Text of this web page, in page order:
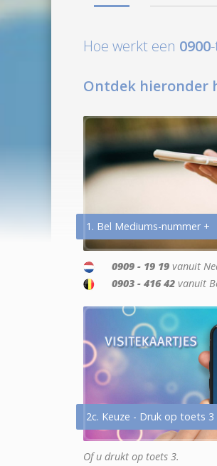
Hoe werkt een 0900
Ontdek hieronder
1. Bel Mediums-nummer +
0909 - 19 19 vanuit
0903 - 416 42 vanuit
2c. Keuze - Druk op toets 3
Of u drukt op toets 3.